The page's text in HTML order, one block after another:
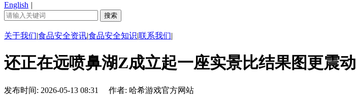
English |
关于我们|食品安全资讯|食品安全知识|联系我们|
还正在远喷鼻湖Z成立起一座实景比结果图更震动
发布时间: 2026-05-13 08:31 作者: 哈希游戏官方网站